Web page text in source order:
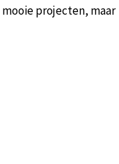
projecten, maar